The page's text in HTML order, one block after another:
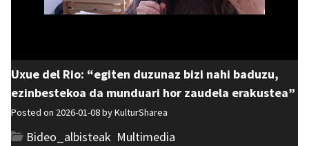
Uxue del Rio: “egiten duzunaz bizi nahi baduzu,
ezinbestekoa da munduari hor zaudela erakustea”
Posted on 2026-01-08 byKulturSharea
Bideo_albisteak Multimedia